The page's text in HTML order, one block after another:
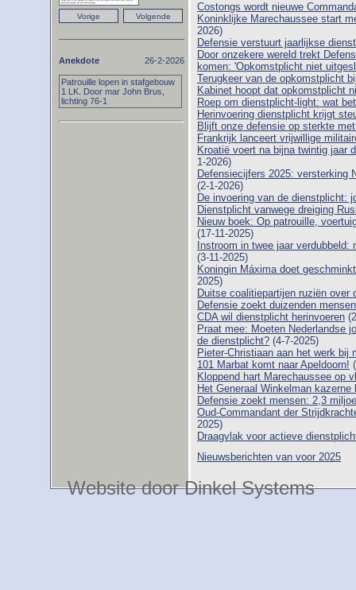
Costongs wordt nieuwe
Koninklijke Marechaussee start
2026)
Defensie verstuurt jaarlijkse
Door onzekere wereld trekt
komen: 'Opkomstplicht niet
Terugkeer van de opkomstplicht
Kabinet hoopt dat opkomstplicht
Roep om dienstplicht-light: wat
Herinvoering dienstplicht krijgt
Blijft onze defensie op sterkte
Frankrijk lanceert vrijwillige
Kroatië voert na bijna twintig jaar
1-2026)
Defensiecijfers 2025: versterking
(2-1-2026)
De invoering van de dienstplicht:
Dienstplicht vanwege dreiging
Nieuw boek: Op patrouille,
(17-11-2025)
Instroom in twee jaar
(3-11-2025)
Koningin Máxima doet
2025)
Duitse coalitiepartijen ruziën over
Defensie zoekt duizenden
CDA wil dienstplicht herinvoeren
Praat mee: Moeten Nederlandse
de dienstplicht? (4-7-2025)
Pieter-Christiaan aan het werk bij
101 Marbat komt naar Apeldoorn!
Kloppend hart Marechaussee op
Het Generaal Winkelman
Defensie zoekt mensen: 2,3
Oud-Commandant der
2025)
Draagvlak voor actieve
Nieuwsberichten van voor 2025
Anekdote 26-2-2026
Patrouille lopen in stafgebouw
1 LK. Door mar John Brus,
lichting 76-1
Website door Dinkel Systems